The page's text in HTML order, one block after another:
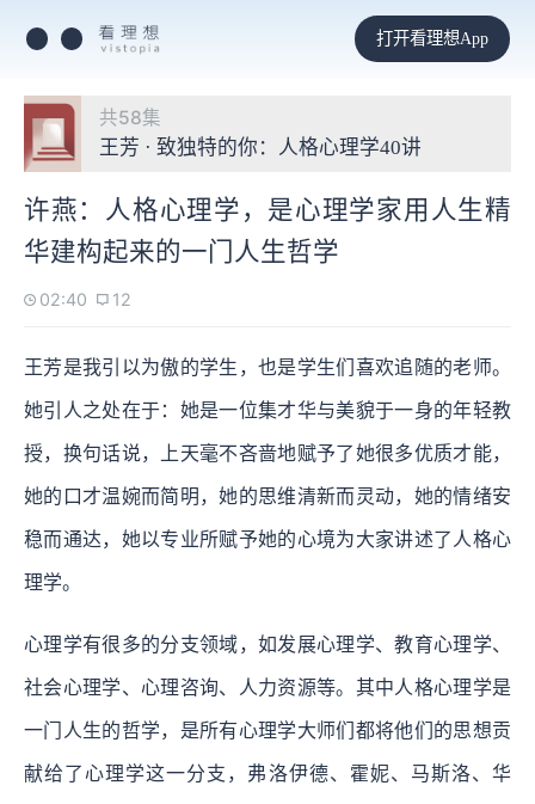
打开看理想App
共58集
王芳 · 致独特的你：人格心理学40讲
许燕：人格心理学，是心理学家用人生精
华建构起来的一门人生哲学
02:40 12
王芳是我引以为傲的学生，也是学生们喜欢追随的老师。
她引人之处在于：她是一位集才华与美貌于一身的年轻教
授，换句话说，上天毫不吝啬地赋予了她很多优质才能，
她的口才温婉而简明，她的思维清新而灵动，她的情绪安
稳而通达，她以专业所赋予她的心境为大家讲述了人格心
理学。
心理学有很多的分支领域，如发展心理学、教育心理学、
社会心理学、心理咨询、人力资源等。其中人格心理学是
一门人生的哲学，是所有心理学大师们都将他们的思想贡
献给了心理学这一分支，弗洛伊德、霍妮、马斯洛、华